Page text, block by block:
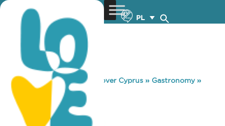
PL
You are here: Home »Discover Cyprus » Gastronomy»
DINER OΝAIR
DINER OΝAIR